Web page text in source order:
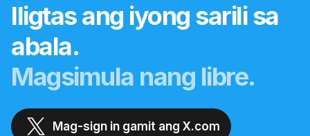
Iligtas ang iyong sarili sa
abala.
Magsimula nang libre.
Mag-sign in gamit ang X.com